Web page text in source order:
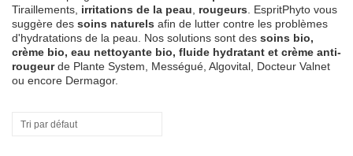
Tiraillements, irritations de la peau rougeurs . EspritPhyto vous
suggère des soins naturels afin de lutter contre les problèmes
d'hydratations de la peau. Nos solutions sont des soins bio,
crème bio, eau nettoyante bio, fluide hydratant et crème anti-
rougeurde Plante System, Mességué, Algovital, Docteur Valnet
ou encore Dermagor.
Tri par défaut